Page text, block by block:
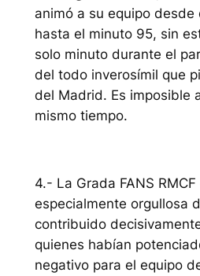
animó a su equipo
hasta el minuto 95, sin
solo minuto durante el
del todo inverosímil que
del Madrid. Es imposible
mismo tiempo.
4.- La Grada FANS
especialmente orgullosa
contribuido
quienes habían
negativo para el equipo